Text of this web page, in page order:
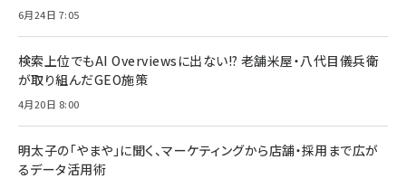
6月24日 7:05
検索上位でもAI Overviewsに出ない!? 老舗米屋・八代目儀兵衛
が取り組んだGEO施策
4月20日 8:00
明太子の「やまや」に聞く、マーケティングから店舗・採用まで広が
るデータ活用術